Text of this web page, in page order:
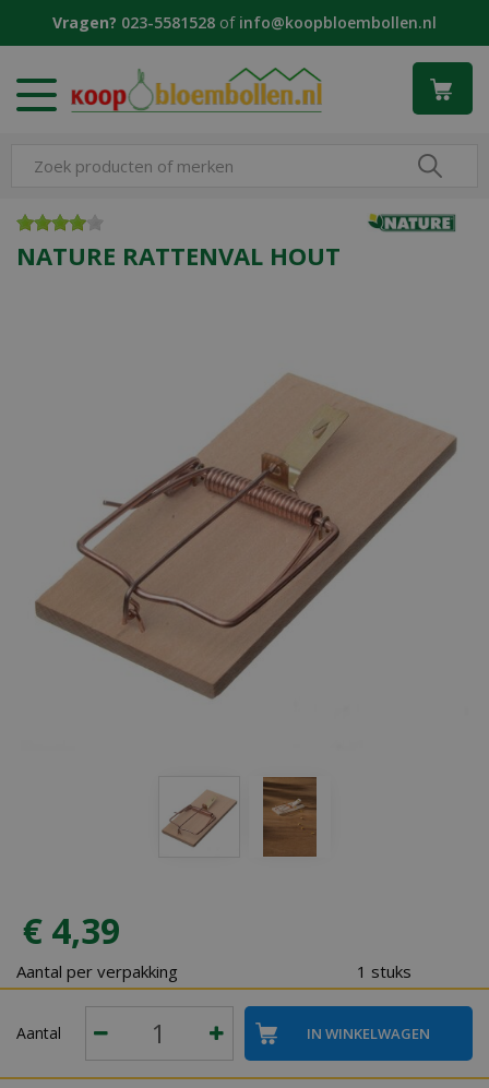
Vragen? 023-5581528 of info@koopbloembollen.nl
NATURE RATTENVAL HOUT
€ 4,39
Aantal per verpakking 1 stuks
Aantal